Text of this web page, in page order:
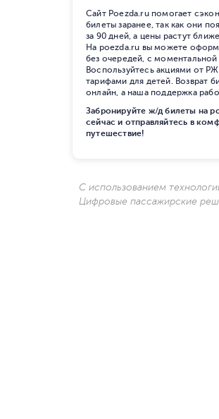
Сайт Poezda.ru помогает
билеты заранее, так как они
за 90 дней, а цены растут
На poezda.ru вы можете
без очередей, с моментальной
Воспользуйтесь акциями от
тарифами для детей. Возврат
онлайн, а наша поддержка
Забронируйте ж/д билеты на
сейчас и отправляйтесь в
путешествие!
С использованием
Цифровые пассажирские